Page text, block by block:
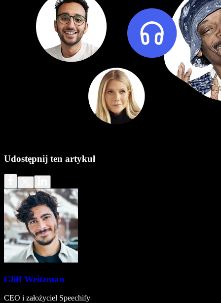
Udostępnij ten artykuł
Cliff Weitzman
CEO i założyciel Speechify